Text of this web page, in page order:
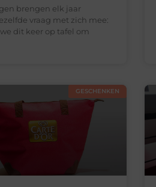
brengen elk jaar
vraag met zich mee:
dit keer op tafel om
GESCHENKEN